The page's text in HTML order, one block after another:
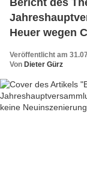
Heuer wegen
Veröffentlicht am
Von Dieter Gürz